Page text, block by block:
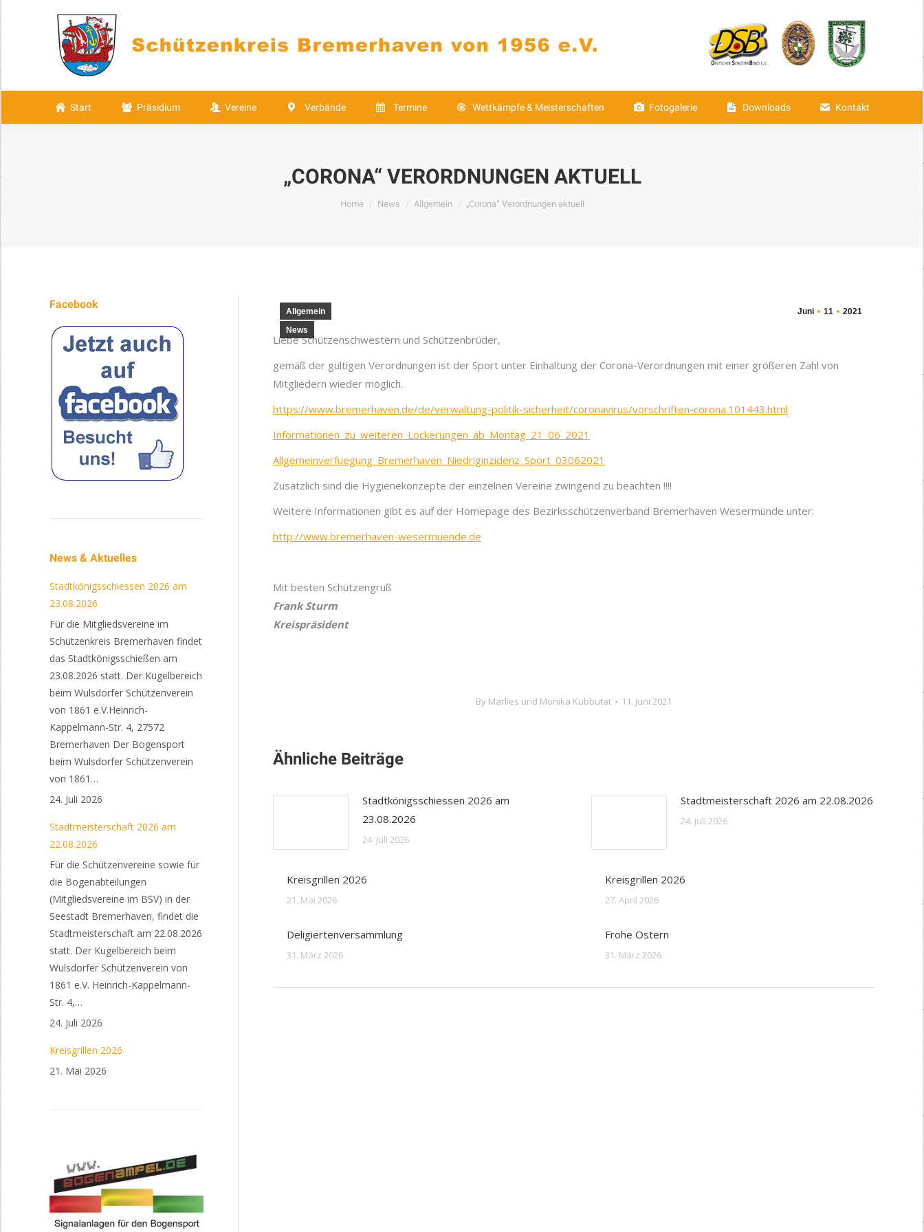
Start Präsidium Vereine Verbände Termine Wettkämpfe & Meisterschaften Fotogalerie Downloads Kontakt
„CORONA“ VERORDNUNGEN AKTUELL
You are here:
Home News Allgemein „Corona“ Verordnungen aktuell
Juni 11 2021
Allgemein
News
Liebe Schützenschwestern und Schützenbrüder,
gemäß der gültigen Verordnungen ist der Sport unter Einhaltung der Corona-Verordnungen mit einer größeren Zahl von
Mitgliedern wieder möglich.
https://www.bremerhaven.de/de/verwaltung-politik-sicherheit/coronavirus/vorschriften-corona.101443.html
Informationen_zu_weiteren_Lockerungen_ab_Montag_21_06_2021
Allgemeinverfuegung_Bremerhaven_Niedriginzidenz_Sport_03062021
Zusätzlich sind die Hygienekonzepte der einzelnen Vereine zwingend zu beachten !!!!
Weitere Informationen gibt es auf der Homepage des Bezirksschützenverband Bremerhaven Wesermünde unter:
http://www.bremerhaven-wesermuende.de
Mit besten Schützengruß
FrankSturm
Kreispräsident
By Marlies und Monika Kubbutat 11. Juni 2021
Ähnliche Beiträge
Stadtkönigsschiessen 2026 am
23.08.2026
24. Juli 2026
Stadtmeisterschaft 2026 am 22.08.2026
24. Juli 2026
Kreisgrillen 2026
21. Mai 2026
Kreisgrillen 2026
27. April 2026
Deligiertenversammlung
31. März 2026
Frohe Ostern
31. März 2026
Facebook
News & Aktuelles
Stadtkönigsschiessen 2026 am
23.08.2026
Für die Mitgliedsvereine im
Schützenkreis Bremerhaven findet
das Stadtkönigsschießen am
23.08.2026 statt. Der Kugelbereich
beim Wulsdorfer Schützenverein
von 1861 e.V.Heinrich-
Kappelmann-Str. 4, 27572
Bremerhaven Der Bogensport
beim Wulsdorfer Schützenverein
von 1861…
24. Juli 2026
Stadtmeisterschaft 2026 am
22.08.2026
Für die Schützenvereine sowie für
die Bogenabteilungen
(Mitgliedsvereine im BSV) in der
Seestadt Bremerhaven, findet die
Stadtmeisterschaft am 22.08.2026
statt. Der Kugelbereich beim
Wulsdorfer Schützenverein von
1861 e.V. Heinrich-Kappelmann-
Str. 4,…
24. Juli 2026
Kreisgrillen 2026
21. Mai 2026
Start
Kontakt